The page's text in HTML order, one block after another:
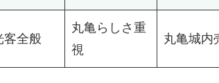
客全般
丸亀らしさ重
視
丸亀城内